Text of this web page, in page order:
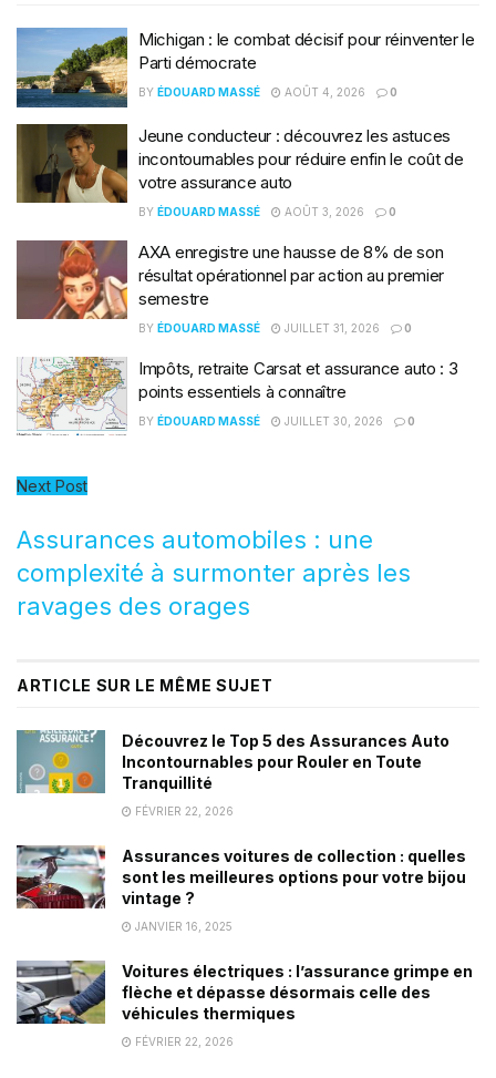
Michigan : le combat décisif pour réinventer le
Parti démocrate
BY ÉDOUARD MASSÉ AOÛT 4, 2026 0
Jeune conducteur : découvrez les astuces
incontournables pour réduire enfin le coût de
votre assurance auto
BY ÉDOUARD MASSÉ AOÛT 3, 2026 0
AXA enregistre une hausse de 8% de son
résultat opérationnel par action au premier
semestre
BY ÉDOUARD MASSÉ JUILLET 31, 2026 0
Impôts, retraite Carsat et assurance auto : 3
points essentiels à connaître
BY ÉDOUARD MASSÉ JUILLET 30, 2026 0
Next Post
Assurances automobiles : une
complexité à surmonter après les
ravages des orages
ARTICLE SUR LE MÊME SUJET
Découvrez le Top 5 des Assurances Auto
Incontournables pour Rouler en Toute
Tranquillité
FÉVRIER 22, 2026
Assurances voitures de collection : quelles
sont les meilleures options pour votre bijou
vintage ?
JANVIER 16, 2025
Voitures électriques : l’assurance grimpe en
flèche et dépasse désormais celle des
véhicules thermiques
FÉVRIER 22, 2026